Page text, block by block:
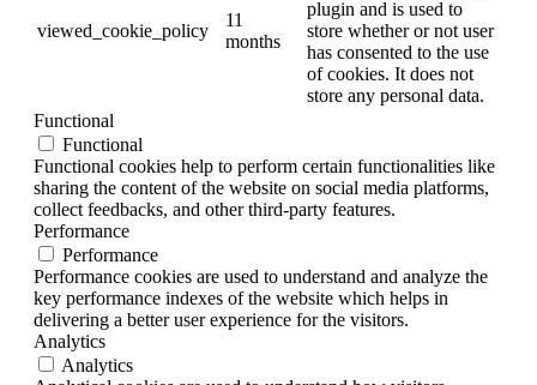
viewed_cookie_policy
11
months
plugin and is used to
store whether or not user
has consented to the use
of cookies. It does not
store any personal data.
Functional
Functional
Functional cookies help to perform certain functionalities like
sharing the content of the website on social media platforms,
collect feedbacks, and other third-party features.
Performance
Performance
Performance cookies are used to understand and analyze the
key performance indexes of the website which helps in
delivering a better user experience for the visitors.
Analytics
Analytics